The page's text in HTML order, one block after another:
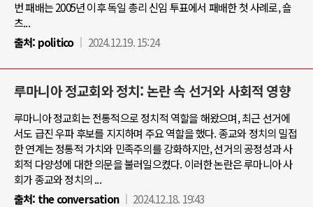
번 패배는 2005년 이후 독일 총리 신임 투표에서 패배한 첫 사례로, 숄
츠...
출처: politico 2024.12.19. 15:24
루마니아 정교회와 정치: 논란 속 선거와 사회적 영향
루마니아 정교회는 전통적으로 정치적 역할을 해왔으며, 최근 선거에
서도 급진 우파 후보를 지지하며 주요 역할을 했다. 종교와 정치의 밀접
한 연계는 정통적 가치와 민족주의를 강화하지만, 선거의 공정성과 사
회적 다양성에 대한 의문을 불러일으켰다. 이러한 논란은 루마니아 사
회가 종교와 정치의 ...
출처: the conversation 2024.12.18. 19:43